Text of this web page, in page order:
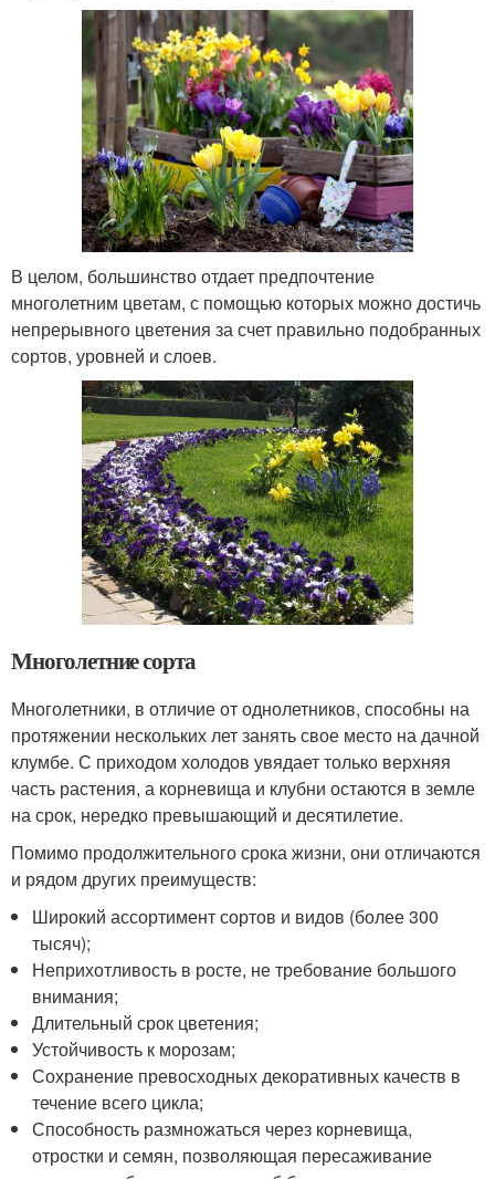
В целом, большинство отдает предпочтение
многолетним цветам, с помощью которых можно достичь
непрерывного цветения за счет правильно подобранных
сортов, уровней и слоев.
Многолетние сорта
Многолетники, в отличие от однолетников, способны на
протяжении нескольких лет занять свое место на дачной
клумбе. С приходом холодов увядает только верхняя
часть растения, а корневища и клубни остаются в земле
на срок, нередко превышающий и десятилетие.
Помимо продолжительного срока жизни, они отличаются
и рядом других преимуществ:
Широкий ассортимент сортов и видов (более 300
тысяч);
Неприхотливость в росте, не требование большого
внимания;
Длительный срок цветения;
Устойчивость к морозам;
Сохранение превосходных декоративных качеств в
течение всего цикла;
Способность размножаться через корневища,
отростки и семян, позволяющая пересаживание